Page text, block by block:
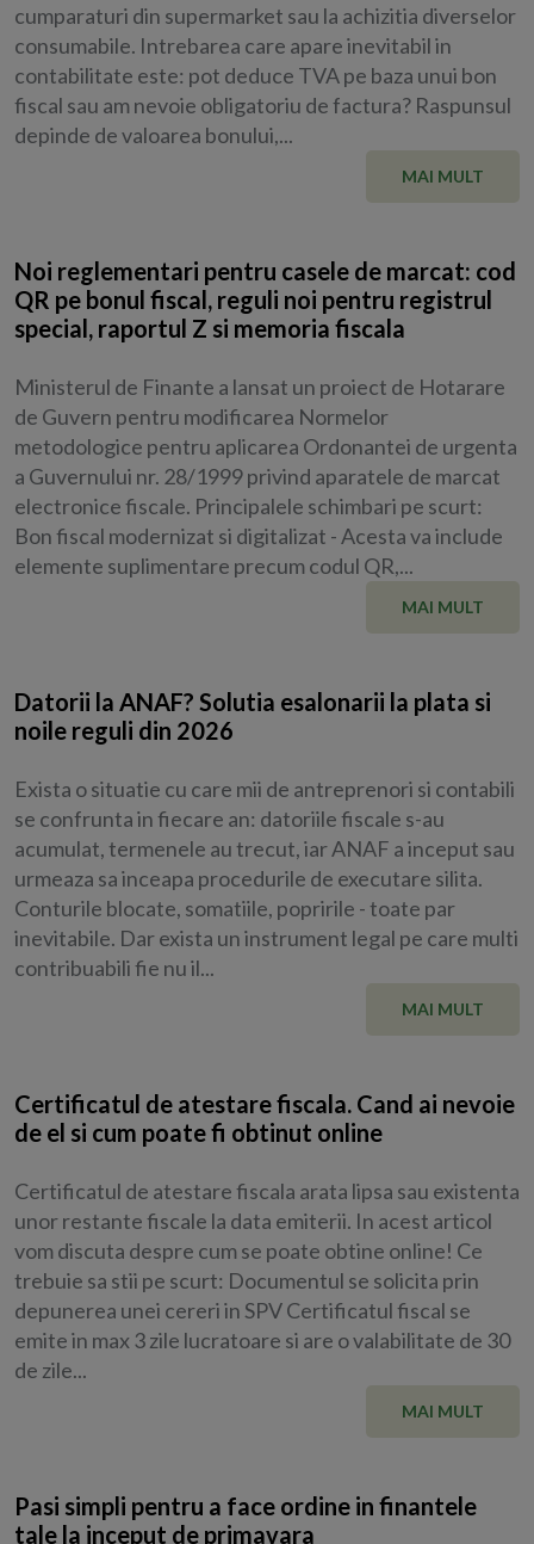
cumparaturi din supermarket sau la achizitia diverselor
consumabile. Intrebarea care apare inevitabil in
contabilitate este: pot deduce TVA pe baza unui bon
fiscal sau am nevoie obligatoriu de factura? Raspunsul
depinde de valoarea bonului,...
MAI MULT
Noi reglementari pentru casele de marcat: cod
QR pe bonul fiscal, reguli noi pentru registrul
special, raportul Z si memoria fiscala
Ministerul de Finante a lansat un proiect de Hotarare
de Guvern pentru modificarea Normelor
metodologice pentru aplicarea Ordonantei de urgenta
a Guvernului nr. 28/1999 privind aparatele de marcat
electronice fiscale. Principalele schimbari pe scurt:
Bon fiscal modernizat si digitalizat - Acesta va include
elemente suplimentare precum codul QR,...
MAI MULT
Datorii la ANAF? Solutia esalonarii la plata si
noile reguli din 2026
Exista o situatie cu care mii de antreprenori si contabili
se confrunta in fiecare an: datoriile fiscale s-au
acumulat, termenele au trecut, iar ANAF a inceput sau
urmeaza sa inceapa procedurile de executare silita.
Conturile blocate, somatiile, popririle - toate par
inevitabile. Dar exista un instrument legal pe care multi
contribuabili fie nu il...
MAI MULT
Certificatul de atestare fiscala. Cand ai nevoie
de el si cum poate fi obtinut online
Certificatul de atestare fiscala arata lipsa sau existenta
unor restante fiscale la data emiterii. In acest articol
vom discuta despre cum se poate obtine online! Ce
trebuie sa stii pe scurt: Documentul se solicita prin
depunerea unei cereri in SPV Certificatul fiscal se
emite in max 3 zile lucratoare si are o valabilitate de 30
de zile...
MAI MULT
Pasi simpli pentru a face ordine in finantele
tale la inceput de primavara